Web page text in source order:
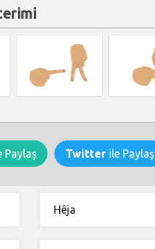
Paylaş Twitterile Paylaş
Hêja